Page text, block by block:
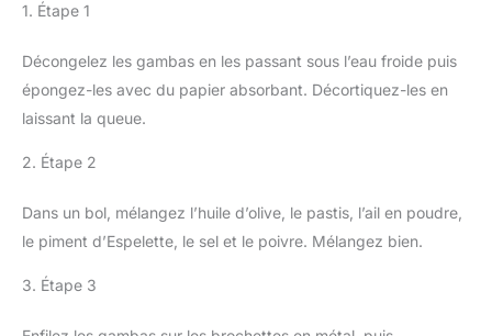
1. Étape 1
Décongelez les gambas en les passant sous l’eau froide puis
épongez-les avec du papier absorbant. Décortiquez-les en
laissant la queue.
2. Étape 2
Dans un bol, mélangez l’huile d’olive, le pastis, l’ail en poudre,
le piment d’Espelette, le sel et le poivre. Mélangez bien.
3. Étape 3